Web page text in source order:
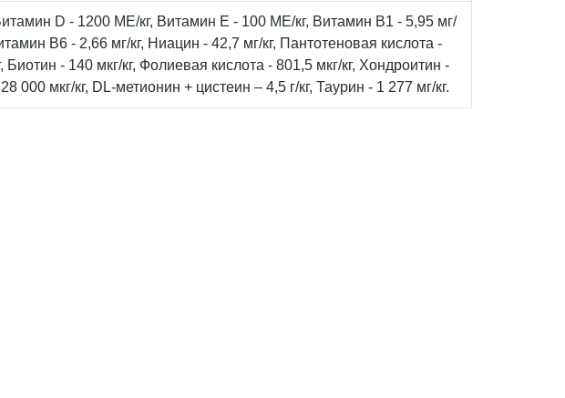
D - 1200 МЕ/кг, Витамин Е - 100 МЕ/кг, Витамин В1 - 5,95 мг/
B6 - 2,66 мг/кг, Ниацин - 42,7 мг/кг, Пантотеновая кислота -
Биотин - 140 мкг/кг, Фолиевая кислота - 801,5 мкг/кг, Хондроитин -
000 мкг/кг, DL-метионин + цистеин – 4,5 г/кг, Таурин - 1 277 мг/кг.